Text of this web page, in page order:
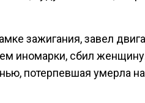
зажигания, завел
иномарки, сбил
потерпевшая умерла